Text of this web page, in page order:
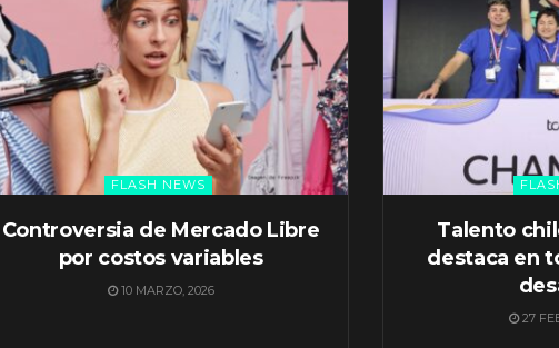
FLASH NEWS
Controversia de Mercado Libre
por costos variables
10 MARZO, 2026
Talento
destaca en
27